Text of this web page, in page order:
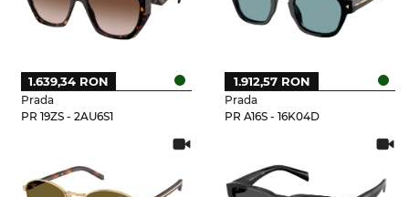
Prada
PR 19ZS - 2AU6S1
1.639,34 RON
Prada
PR A16S - 16K04D
1.912,57 RON